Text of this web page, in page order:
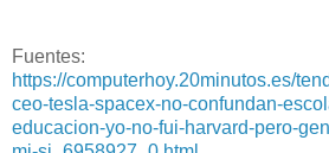
Fuentes:
https://computerhoy.20minutos.es/
ceo-tesla-spacex-no-confundan-
educacion-yo-no-fui-harvard-pero-